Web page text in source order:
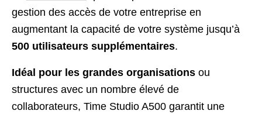
gestion des accès de votre entreprise en
augmentant la capacité de votre système jusqu’à
500 utilisateurs supplémentaires.
Idéal pour les grandes organisations ou
structures avec un nombre élevé de
collaborateurs, Time Studio A500 garantit une